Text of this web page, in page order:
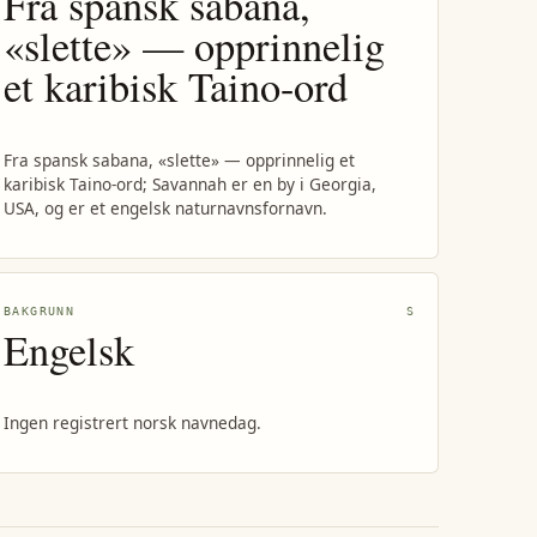
«slette» — opprinnelig
et karibisk Taino-ord
Fra spansk sabana, «slette» — opprinnelig et
karibisk Taino-ord; Savannah er en by i Georgia,
USA, og er et engelsk naturnavnsfornavn.
BAKGRUNN S
Engelsk
Ingen registrert norsk navnedag.